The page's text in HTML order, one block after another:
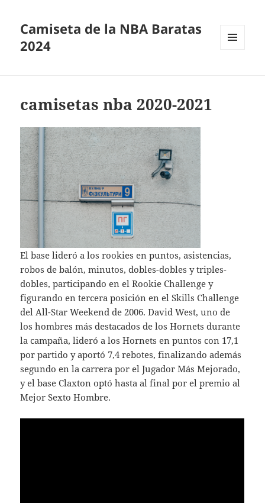
Camiseta de la NBA Baratas
2024
camisetas nba 2020-2021
El base lideró a los rookies en puntos, asistencias,
robos de balón, minutos, dobles-dobles y triples-
dobles, participando en el Rookie Challenge y
figurando en tercera posición en el Skills Challenge
del All-Star Weekend de 2006. David West, uno de
los hombres más destacados de los Hornets durante
la campaña, lideró a los Hornets en puntos con 17,1
por partido y aportó 7,4 rebotes, finalizando además
segundo en la carrera por el Jugador Más Mejorado,
y el base Claxton optó hasta al final por el premio al
Mejor Sexto Hombre.